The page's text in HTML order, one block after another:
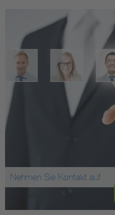
Nehmen Sie Kontakt auf